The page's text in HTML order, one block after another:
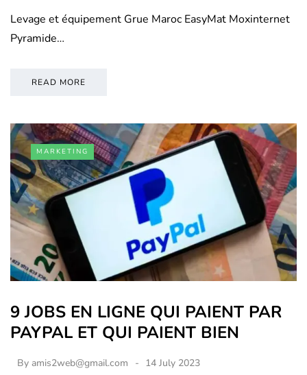
Levage et équipement Grue Maroc EasyMat Moxinternet
Pyramide…
READ MORE
MARKETING
9 JOBS EN LIGNE QUI PAIENT PAR
PAYPAL ET QUI PAIENT BIEN
By amis2web@gmail.com 14 July 2023